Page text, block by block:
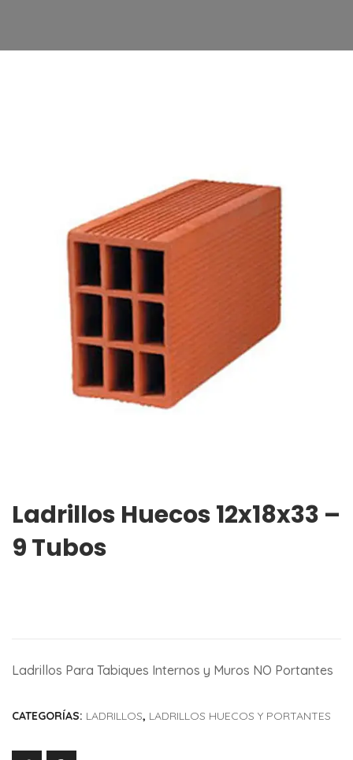
Ladrillos Huecos 12x18x33 –
9 Tubos
Ladrillos Para Tabiques Internos y Muros NO Portantes
CATEGORÍAS: LADRILLOS, LADRILLOS HUECOS Y PORTANTES